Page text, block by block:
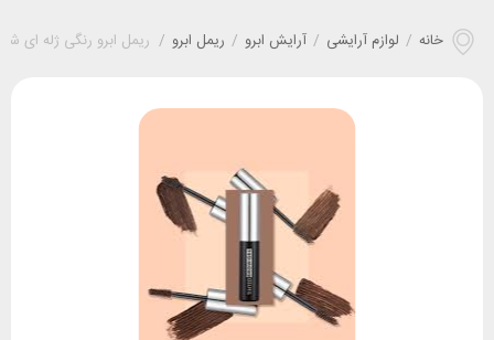
خانه / لوازم آرایشی / آرایش ابرو / ریمل ابرو / ریمل ابرو رنگی ژله ای شماره 04